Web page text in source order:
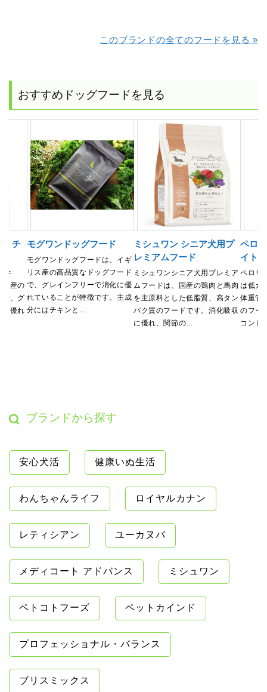
このブランドの全てのフードを見る »
おすすめドッグフードを見る
チ
キ
ス産の
で、グ
に優れ
モグワンドッグフード
モグワンドッグフードは、イギ
リス産の高品質なドッグフード
で、グレインフリーで消化に優
れていることが特徴です。主成
分にはチキンと…
ミシュワン シニア犬用プ
レミアムフード
ミシュワンシニア犬用プレミア
ムフードは、国産の鶏肉と馬肉
を主原料とした低脂質、高タン
パク質のフードです。消化吸収
に優れ、関節の…
ペロ
イト
ペロリ
は低カ
体重管
のフー
コンド
ブランドから探す
安心犬活 健康いぬ生活
わんちゃんライフ ロイヤルカナン
レティシアン ユーカヌバ
メディコート アドバンス ミシュワン
ペトコトフーズ ペットカインド
プロフェッショナル・バランス
ブリスミックス